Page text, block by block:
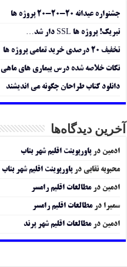
جشنواره عیدانه ۲۰-۲۰-۲۰ پروژه ها
تبریک! پروژه ها SSL دار شد…
تخفیف ۲۰ درصدی خرید تمامی پروژه ها
نکات خلاصه شده درس بیماری های ماهی
دانلود کتاب طراحان چگونه می اندیشند
آخرین دیدگاه‌ها
ادمین درپاورپوینت اقلیم شهر بناب
محبوبه نقابی درپاورپوینت اقلیم شهر بناب
ادمین درمطالعات اقلیم رامسر
سمیرا درمطالعات اقلیم رامسر
ادمین درمطالعات اقلیم شهر پرند